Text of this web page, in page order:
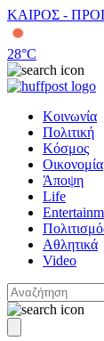
ΚΑΙΡΟΣ -
28°C
Κοινωνία
Πολιτική
Κόσμος
Οικονομία
Άποψη
Life
Αθλητικά
Video